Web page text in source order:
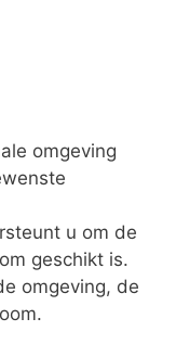
omgeving
u om de
geschikt is.
omgeving, de